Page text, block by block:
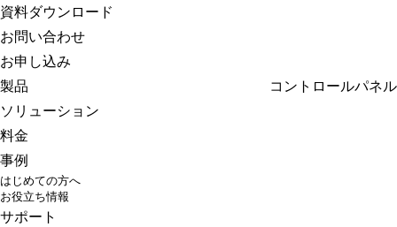
さくらのクラウド
資料ダウンロード
お問い合わせ
お申し込み
製品
ソリューション
料金
事例
はじめての方へ
お役立ち情報
サポート
コントロールパネル